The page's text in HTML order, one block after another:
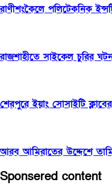
রাণীশংকৈলে পলিটেকনিক
রাজশাহীতে সাইকেল চুরির
শেরপুরে ইয়াং সোসাইটি
আরব আমিরাতের উদ্দেশে
Sponsered content